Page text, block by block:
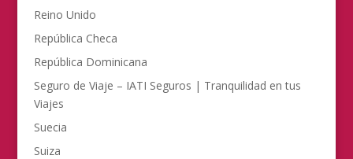
Reino Unido
República Checa
República Dominicana
Seguro de Viaje – IATI Seguros | Tranquilidad en tus
Viajes
Suecia
Suiza